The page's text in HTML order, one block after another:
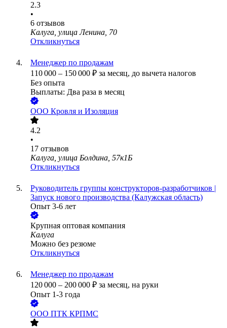
2.3
•
6 отзывов
Калуга, улица Ленина, 70
Откликнуться
Менеджер по продажам
110 000 – 150 000 ₽ за месяц, до вычета налогов
Без опыта
Выплаты: Два раза в месяц
ООО Кровля и Изоляция
4.2
•
17 отзывов
Калуга, улица Болдина, 57к1Б
Откликнуться
Руководитель группы конструкторов-разработчиков |
Запуск нового производства (Калужская область)
Опыт 3-6 лет
Крупная оптовая компания
Калуга
Можно без резюме
Откликнуться
Менеджер по продажам
120 000 – 200 000 ₽ за месяц, на руки
Опыт 1-3 года
ООО ПТК КРПМС